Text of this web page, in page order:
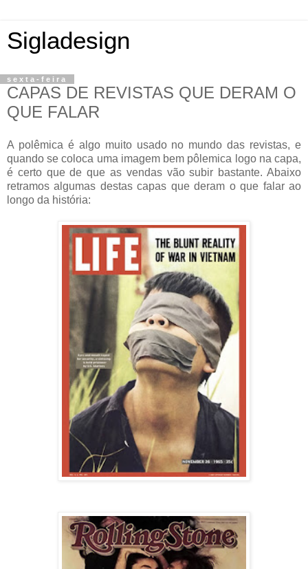
Sigladesign
sexta-feira
CAPAS DE REVISTAS QUE DERAM O
QUE FALAR
A polêmica é algo muito usado no mundo das revistas, e
quando se coloca uma imagem bem pôlemica logo na capa,
é certo que de que as vendas vão subir bastante. Abaixo
retramos algumas destas capas que deram o que falar ao
longo da história: